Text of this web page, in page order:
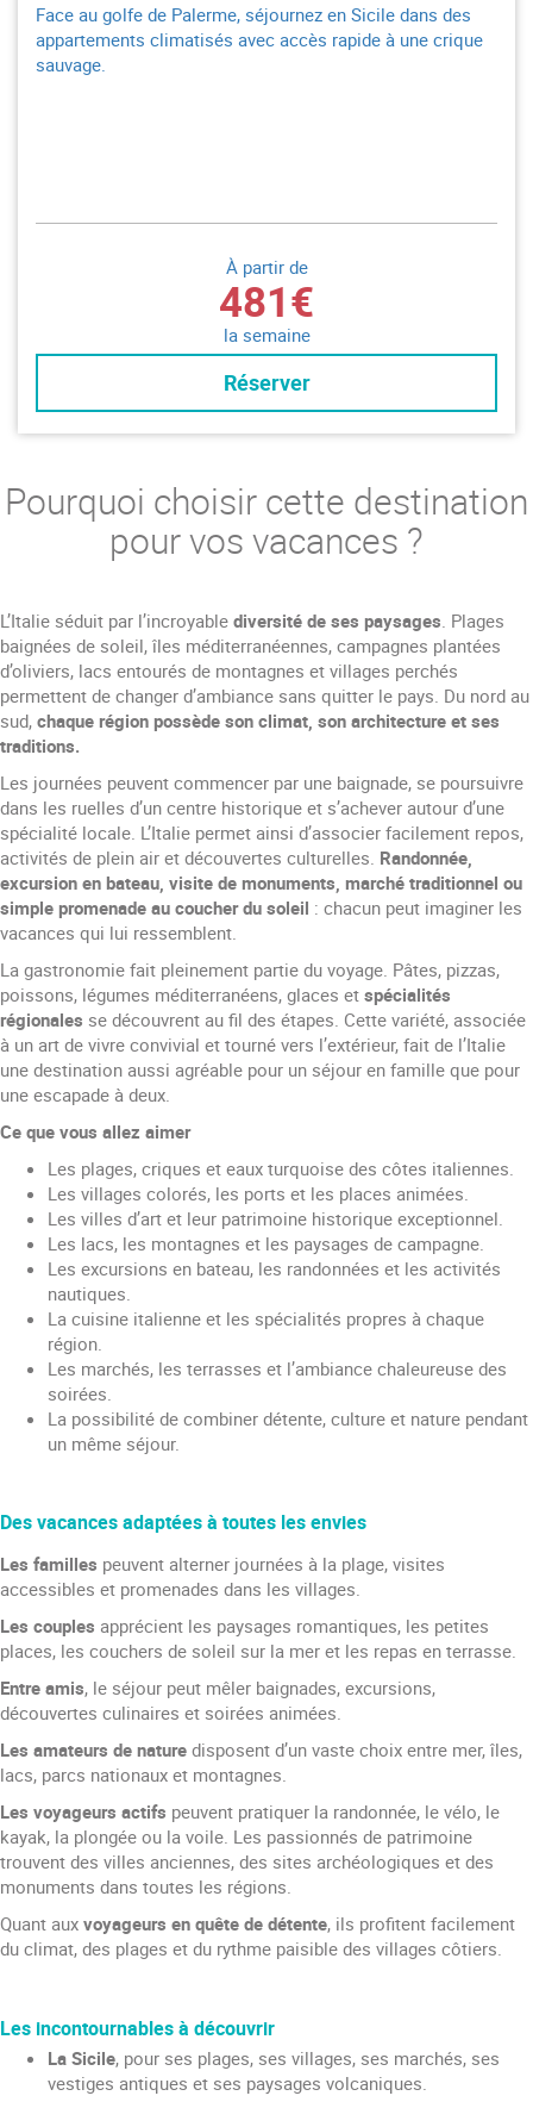
Face au golfe de Palerme, séjournez en Sicile dans des
appartements climatisés avec accès rapide à une crique
sauvage.
À partir de
481€
la semaine
Réserver
Pourquoi choisir cette destination
pour vos vacances ?
L’Italie séduit par l’incroyable diversité de ses paysages. Plages
baignées de soleil, îles méditerranéennes, campagnes plantées
d’oliviers, lacs entourés de montagnes et villages perchés
permettent de changer d’ambiance sans quitter le pays. Du nord au
sud, chaque région possède son climat, son architecture et ses
traditions.
Les journées peuvent commencer par une baignade, se poursuivre
dans les ruelles d’un centre historique et s’achever autour d’une
spécialité locale. L’Italie permet ainsi d’associer facilement repos,
activités de plein air et découvertes culturelles. Randonnée,
excursion en bateau, visite de monuments, marché traditionnel ou
simple promenade au coucher du soleil : chacun peut imaginer les
vacances qui lui ressemblent.
La gastronomie fait pleinement partie du voyage. Pâtes, pizzas,
poissons, légumes méditerranéens, glaces et spécialités
régionales se découvrent au fil des étapes. Cette variété, associée
à un art de vivre convivial et tourné vers l’extérieur, fait de l’Italie
une destination aussi agréable pour un séjour en famille que pour
une escapade à deux.
Ce que vous allez aimer
Les plages, criques et eaux turquoise des côtes italiennes.
Les villages colorés, les ports et les places animées.
Les villes d’art et leur patrimoine historique exceptionnel.
Les lacs, les montagnes et les paysages de campagne.
Les excursions en bateau, les randonnées et les activités
nautiques.
La cuisine italienne et les spécialités propres à chaque
région.
Les marchés, les terrasses et l’ambiance chaleureuse des
soirées.
La possibilité de combiner détente, culture et nature pendant
un même séjour.
Des vacances adaptées à toutes les envies
Les familles peuvent alterner journées à la plage, visites
accessibles et promenades dans les villages.
Les couples apprécient les paysages romantiques, les petites
places, les couchers de soleil sur la mer et les repas en terrasse.
Entre amis, le séjour peut mêler baignades, excursions,
découvertes culinaires et soirées animées.
Les amateurs de nature disposent d’un vaste choix entre mer, îles,
lacs, parcs nationaux et montagnes.
Les voyageurs actifs peuvent pratiquer la randonnée, le vélo, le
kayak, la plongée ou la voile. Les passionnés de patrimoine
trouvent des villes anciennes, des sites archéologiques et des
monuments dans toutes les régions.
Quant aux voyageurs en quête de détente, ils profitent facilement
du climat, des plages et du rythme paisible des villages côtiers.
Les incontournables à découvrir
La Sicile, pour ses plages, ses villages, ses marchés, ses
vestiges antiques et ses paysages volcaniques.